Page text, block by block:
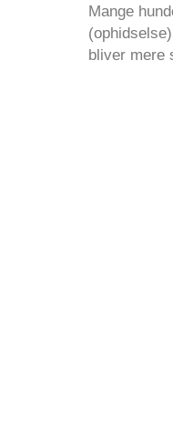
Mange
bliver mere